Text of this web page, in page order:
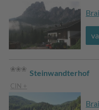
Steinwandterhof
CIN +